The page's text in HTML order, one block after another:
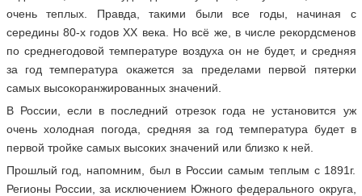
очень теплых. Правда, такими были все годы, начиная с
середины 80-х годов ХХ века. Но всё же, в числе рекордсменов
по среднегодовой температуре воздуха он не будет, и средняя
за год температура окажется за пределами первой пятерки
самых высокоранжированных значений.
В России, если в последний отрезок года не установится уж
очень холодная погода, средняя за год температура будет в
первой тройке самых высоких значений или близко к ней.
Прошлый год, напомним, был в России самым теплым с 1891г.
Регионы России, за исключением Южного федерального округа,